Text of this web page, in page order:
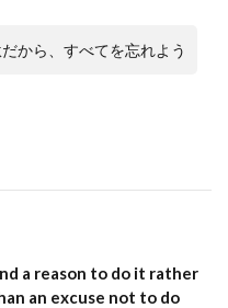
から、すべてを忘れよう
a reason to do it rather
an excuse not to do